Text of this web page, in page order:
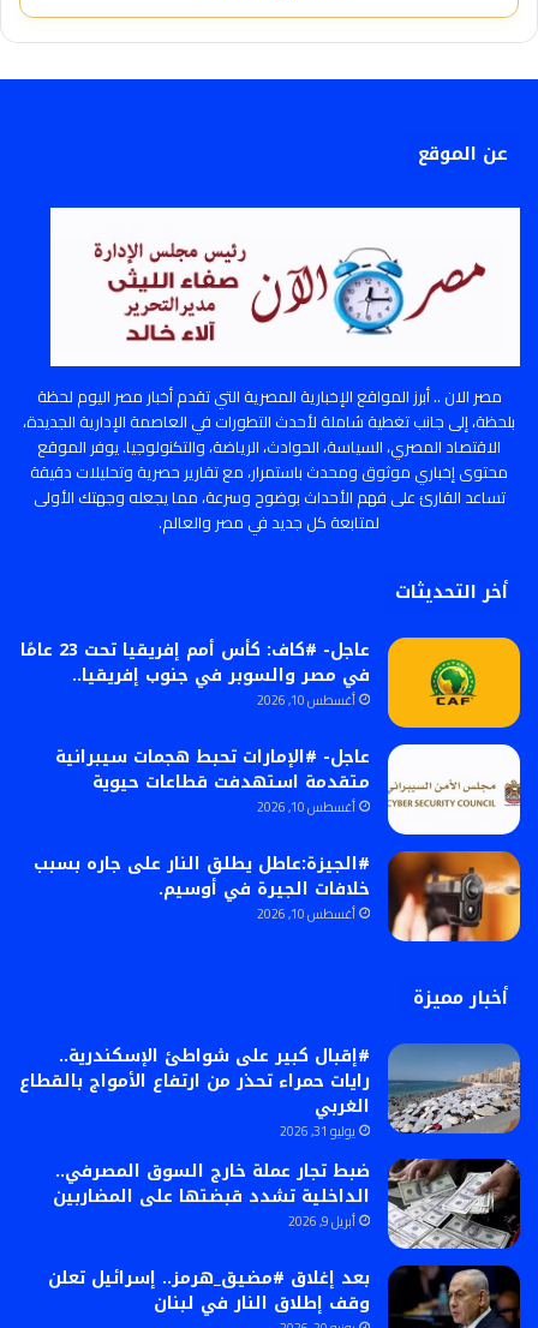
عن الموقع
مصر الان .. أبرز المواقع الإخبارية المصرية التي تقدم أخبار مصر اليوم لحظة
بلحظة، إلى جانب تغطية شاملة لأحدث التطورات في العاصمة الإدارية الجديدة،
الاقتصاد المصري، السياسة، الحوادث، الرياضة، والتكنولوجيا. يوفر الموقع
محتوى إخباري موثوق ومحدث باستمرار، مع تقارير حصرية وتحليلات دقيقة
تساعد القارئ على فهم الأحداث بوضوح وسرعة، مما يجعله وجهتك الأولى
لمتابعة كل جديد في مصر والعالم.
أخر التحديثات
عاجل- #كاف: كأس أمم إفريقيا تحت 23 عامًا
في مصر والسوبر في جنوب إفريقيا..
أغسطس 10, 2026
عاجل- #الإمارات تحبط هجمات سيبرانية
متقدمة استهدفت قطاعات حيوية
أغسطس 10, 2026
#الجيزة:عاطل يطلق النار على جاره بسبب
خلافات الجيرة في أوسيم.
أغسطس 10, 2026
أخبار مميزة
#إقبال كبير على شواطئ الإسكندرية..
رايات حمراء تحذر من ارتفاع الأمواج بالقطاع
الغربي
يوليو 31, 2026
ضبط تجار عملة خارج السوق المصرفي..
الداخلية تشدد قبضتها على المضاربين
أبريل 9, 2026
بعد إغلاق #مضيق_هرمز.. إسرائيل تعلن
وقف إطلاق النار في لبنان